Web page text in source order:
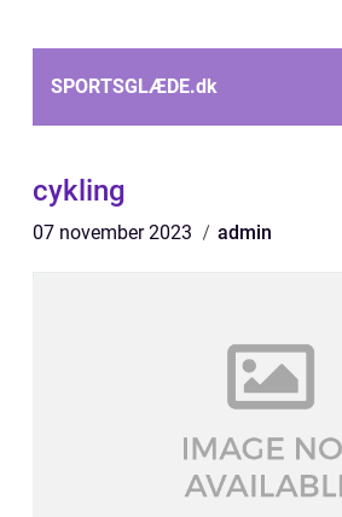
SPORTSGLÆDE.dk
cykling
07 november 2023 admin